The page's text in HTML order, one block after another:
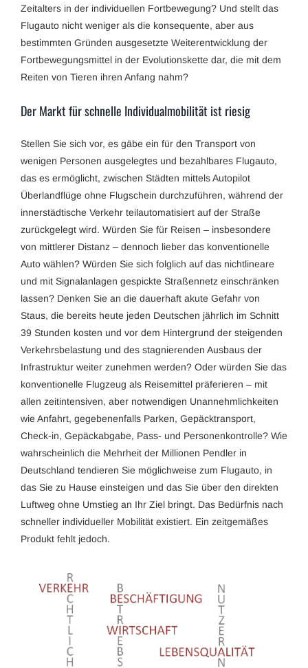
Zeitalters in der individuellen Fortbewegung? Und stellt das
Flugauto nicht weniger als die konsequente, aber aus
bestimmten Gründen ausgesetzte Weiterentwicklung der
Fortbewegungsmittel in der Evolutionskette dar, die mit dem
Reiten von Tieren ihren Anfang nahm?
Der Markt für schnelle Individualmobilität ist riesig
Stellen Sie sich vor, es gäbe ein für den Transport von
wenigen Personen ausgelegtes und bezahlbares Flugauto,
das es ermöglicht, zwischen Städten mittels Autopilot
Überlandflüge ohne Flugschein durchzuführen, während der
innerstädtische Verkehr teilautomatisiert auf der Straße
zurückgelegt wird. Würden Sie für Reisen – insbesondere
von mittlerer Distanz – dennoch lieber das konventionelle
Auto wählen? Würden Sie sich folglich auf das nichtlineare
und mit Signalanlagen gespickte Straßennetz einschränken
lassen? Denken Sie an die dauerhaft akute Gefahr von
Staus, die bereits heute jeden Deutschen jährlich im Schnitt
39 Stunden kosten und vor dem Hintergrund der steigenden
Verkehrsbelastung und des stagnierenden Ausbaus der
Infrastruktur weiter zunehmen werden? Oder würden Sie das
konventionelle Flugzeug als Reisemittel präferieren – mit
allen zeitintensiven, aber notwendigen Unannehmlichkeiten
wie Anfahrt, gegebenenfalls Parken, Gepäcktransport,
Check-in, Gepäckabgabe, Pass- und Personenkontrolle? Wie
wahrscheinlich die Mehrheit der Millionen Pendler in
Deutschland tendieren Sie möglichweise zum Flugauto, in
das Sie zu Hause einsteigen und das Sie über den direkten
Luftweg ohne Umstieg an Ihr Ziel bringt. Das Bedürfnis nach
schneller individueller Mobilität existiert. Ein zeitgemäßes
Produkt fehlt jedoch.